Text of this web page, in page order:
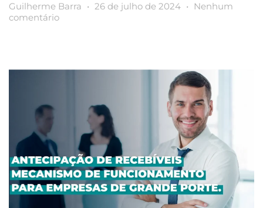
Guilherme Barra 26 de julho de 2024
Nenhum
comentário